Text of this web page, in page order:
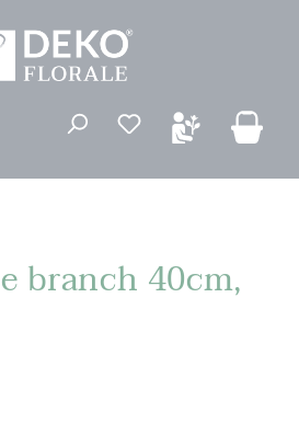
Du har 0
branch 40cm,